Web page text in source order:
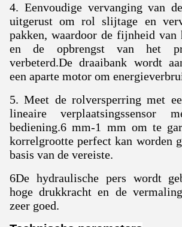
4. Eenvoudige vervanging van
uitgerust om rol slijtage en
pakken, waardoor de fijnheid van
en de opbrengst van het
verbeterd.De draaibank wordt
een aparte motor om
5. Meet de rolversperring met
lineaire verplaatsingssensor
bediening.6 mm-1 mm om te
korrelgrootte perfect kan worden
basis van de vereiste.
6De hydraulische pers wordt
hoge drukkracht en de
zeer goed.